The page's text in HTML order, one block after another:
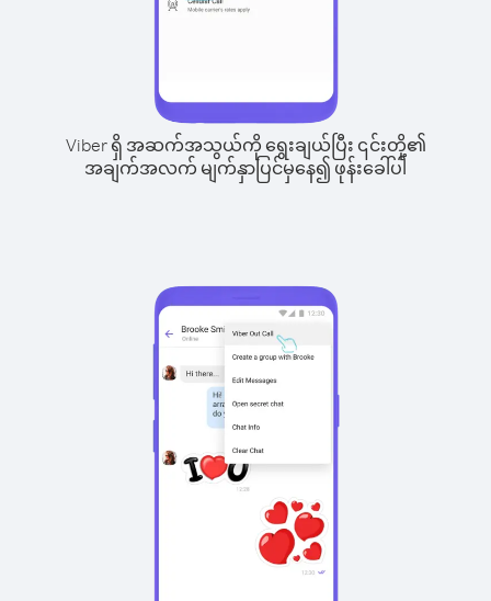
Viber ရှိ အဆက်အသွယ်ကို ရွေးချယ်ပြီး ၎င်းတို့၏
အချက်အလက် မျက်နှာပြင်မှနေ၍ ဖုန်းခေါ်ပါ